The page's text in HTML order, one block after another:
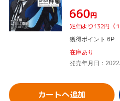
¥660円
定価より132円（
獲得ポイント 6P
在庫あり
発売年月日：
カートへ追加